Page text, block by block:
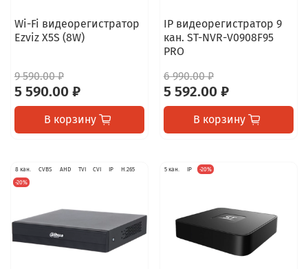
Wi-Fi видеорегистратор
Ezviz X5S (8W)
9 590.00 ₽
5 590.00 ₽
В корзину
IP видеорегистратор 9
кан. ST-NVR-V0908F95
PRO
6 990.00 ₽
5 592.00 ₽
В корзину
8 кан. CVBS AHD TVI CVI IP
H.265
-20%
5 кан. IP -20%